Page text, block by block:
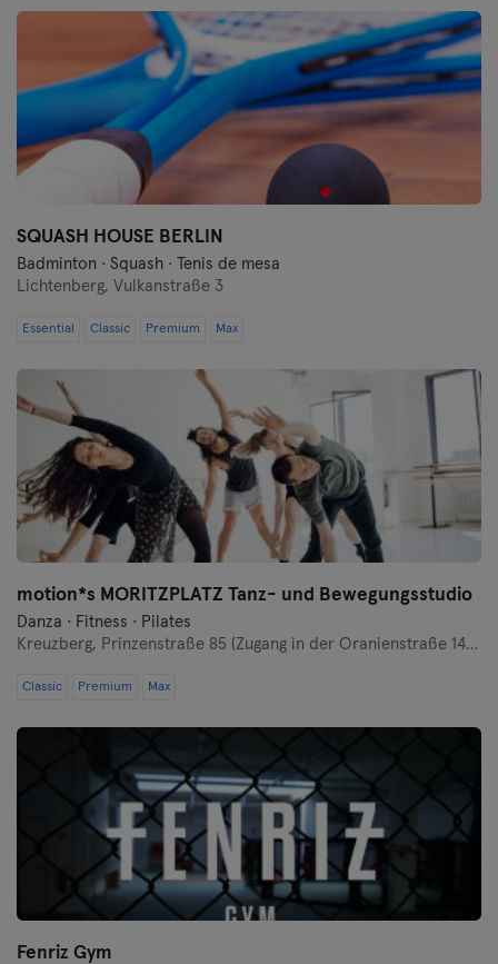
SQUASH HOUSE BERLIN
Badminton · Squash · Tenis de mesa
Lichtenberg, Vulkanstraße 3
Essential Classic Premium Max
motion*s MORITZPLATZ Tanz- und Bewegungsstudio
Danza · Fitness · Pilates
Kreuzberg, Prinzenstraße 85 (Zugang in der Oranienstraße 140-142 links neben Denn's Bioladen)
Classic Premium Max
Fenriz Gym